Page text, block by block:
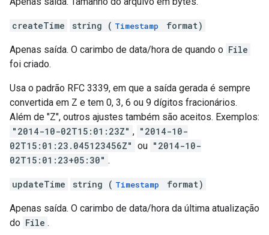
createTime string ( Timestamp format)
Apenas saída. O carimbo de data/hora de quando o File
foi criado.
Usa o padrão RFC 3339, em que a saída gerada é sempre
convertida em Z e tem 0, 3, 6 ou 9 dígitos fracionários.
Além de "Z", outros ajustes também são aceitos. Exemplos:
"2014-10-02T15:01:23Z" , "2014-10-
02T15:01:23.045123456Z" ou "2014-10-
02T15:01:23+05:30" .
updateTime string ( Timestamp format)
Apenas saída. O carimbo de data/hora da última atualização
do File .